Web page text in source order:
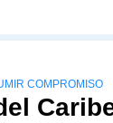
COMPROMISO